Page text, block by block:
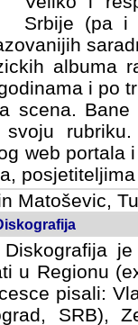
Srbije (pa i
albuma
i po
scena.
svoju
web portala
Matoševic,
u Regionu
pisali:
SRB),